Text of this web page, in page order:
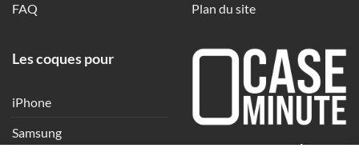
FAQ
Plan du site
Les coques pour
iPhone
Samsung
Une coque en quelques